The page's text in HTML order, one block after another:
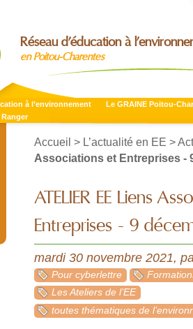
Réseau d’éducation à
en Poitou-Charentes
à l’environnement
Le GRAINE Poitou-
Ranger
Accueil > L’actualité en EE >
Associations et Entreprises -
ATELIER EE Liens
Entreprises - 9
mardi 30 novembre 2021,
Pour cyberlettre
Les Ateliers de l’EE
toutes thématiques de